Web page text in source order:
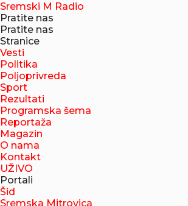
Sremski M Radio
Pratite nas
Pratite nas
Stranice
Vesti
Politika
Poljoprivreda
Sport
Rezultati
Programska šema
Reportaža
Magazin
O nama
Kontakt
UŽIVO
Portali
Šid
Sremska Mitrovica